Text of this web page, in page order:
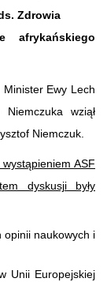
Zdrowia
afrykańskiego
Ewy Lech
wziął
Niemczuk.
ASF
dyskusji były
opinii naukowych i
Unii Europejskiej